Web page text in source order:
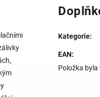
Kategorie:
EAN:
Položka